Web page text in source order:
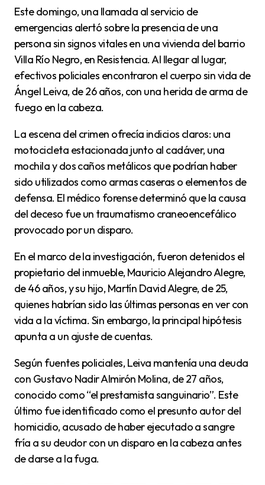
Este domingo, una llamada al servicio de
emergencias alertó sobre la presencia de una
persona sin signos vitales en una vivienda del barrio
Villa Río Negro, en Resistencia. Al llegar al lugar,
efectivos policiales encontraron el cuerpo sin vida de
Ángel Leiva, de 26 años, con una herida de arma de
fuego en la cabeza.
La escena del crimen ofrecía indicios claros: una
motocicleta estacionada junto al cadáver, una
mochila y dos caños metálicos que podrían haber
sido utilizados como armas caseras o elementos de
defensa. El médico forense determinó que la causa
del deceso fue un traumatismo craneoencefálico
provocado por un disparo.
En el marco de la investigación, fueron detenidos el
propietario del inmueble, Mauricio Alejandro Alegre,
de 46 años, y su hijo, Martín David Alegre, de 25,
quienes habrían sido las últimas personas en ver con
vida a la víctima. Sin embargo, la principal hipótesis
apunta a un ajuste de cuentas.
Según fuentes policiales, Leiva mantenía una deuda
con Gustavo Nadir Almirón Molina, de 27 años,
conocido como “el prestamista sanguinario”. Este
último fue identificado como el presunto autor del
homicidio, acusado de haber ejecutado a sangre
fría a su deudor con un disparo en la cabeza antes
de darse a la fuga.